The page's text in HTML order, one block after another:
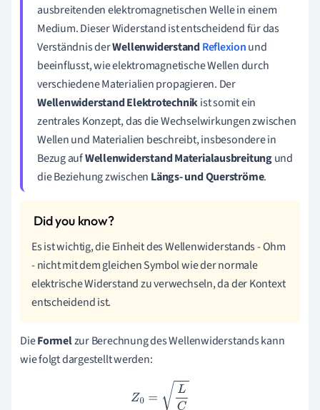
ausbreitenden elektromagnetischen Welle in einem
Medium. Dieser Widerstand ist entscheidend für das
Verständnis derWellenwiderstandReflexionund
beeinflusst, wie elektromagnetische Wellen durch
verschiedene Materialien propagieren. Der
Wellenwiderstand Elektrotechnikist somit ein
zentrales Konzept, das die Wechselwirkungen zwischen
Wellen und Materialien beschreibt, insbesondere in
Bezug aufWellenwiderstand Materialausbreitungund
die Beziehung zwischen Längs- und Querströme.
Es ist wichtig, die Einheit des Wellenwiderstands - Ohm
- nicht mit dem gleichen Symbol wie der normale
elektrische Widerstand zu verwechseln, da der Kontext
entscheidend ist.
DieFormelzur Berechnung des Wellenwiderstands kann
wie folgt dargestellt werden:
C